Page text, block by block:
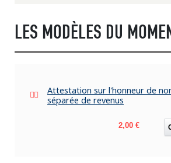
LES MODÈLES DU
Attestation sur l'honneur de
séparée de revenus
Prix
2,00 €